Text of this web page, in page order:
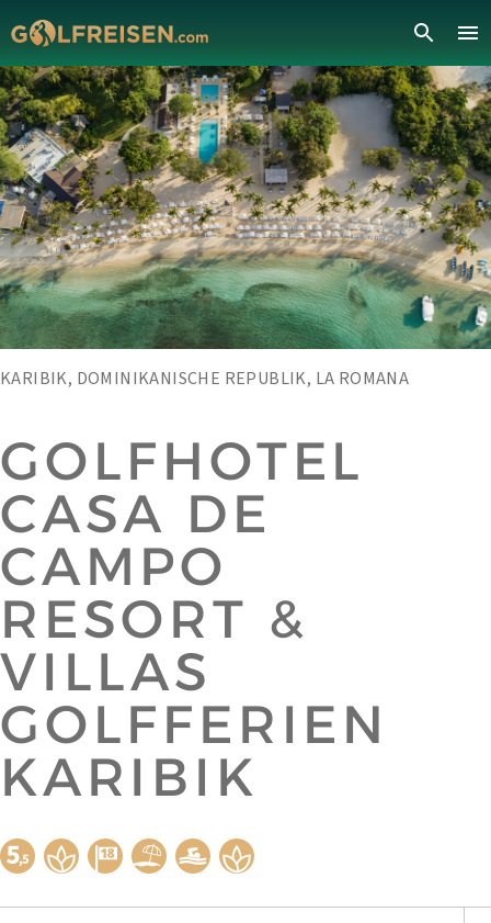
KARIBIK, DOMINIKANISCHE REPUBLIK, LA ROMANA
GOLFHOTEL
CASA DE
CAMPO
RESORT &
VILLAS
GOLFFERIEN
KARIBIK